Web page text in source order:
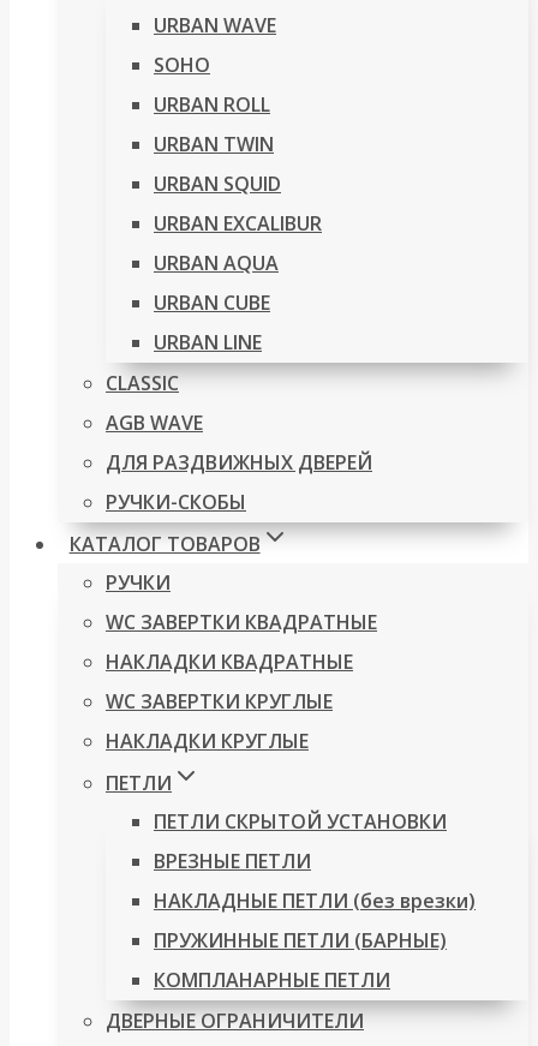
URBAN WAVE
SOHO
URBAN ROLL
URBAN TWIN
URBAN SQUID
URBAN EXCALIBUR
URBAN AQUA
URBAN CUBE
URBAN LINE
CLASSIC
AGB WAVE
ДЛЯ РАЗДВИЖНЫХ ДВЕРЕЙ
РУЧКИ-СКОБЫ
КАТАЛОГ ТОВАРОВ
РУЧКИ
WC ЗАВЕРТКИ КВАДРАТНЫЕ
НАКЛАДКИ КВАДРАТНЫЕ
WC ЗАВЕРТКИ КРУГЛЫЕ
НАКЛАДКИ КРУГЛЫЕ
ПЕТЛИ
ПЕТЛИ СКРЫТОЙ УСТАНОВКИ
ВРЕЗНЫЕ ПЕТЛИ
НАКЛАДНЫЕ ПЕТЛИ (без врезки)
ПРУЖИННЫЕ ПЕТЛИ (БАРНЫЕ)
КОМПЛАНАРНЫЕ ПЕТЛИ
ДВЕРНЫЕ ОГРАНИЧИТЕЛИ